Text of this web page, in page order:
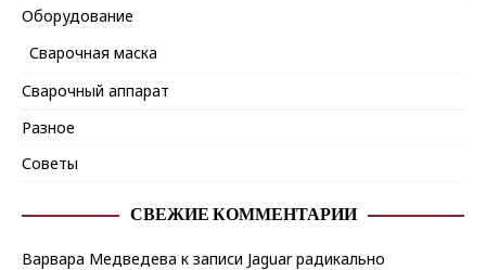
Оборудование
Сварочная маска
Сварочный аппарат
Разное
Советы
СВЕЖИЕ КОММЕНТАРИИ
Варвара Медведева к записи Jaguar радикально